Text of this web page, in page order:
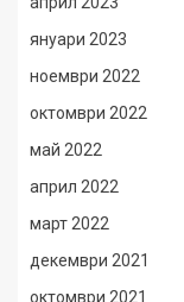
януари 2023
ноември 2022
октомври 2022
май 2022
април 2022
март 2022
декември 2021
октомври 2021